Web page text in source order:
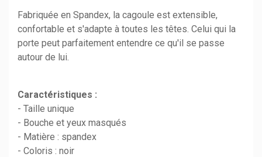
Fabriquée en Spandex, la cagoule est extensible,
confortable et s'adapte à toutes les têtes. Celui qui la
porte peut parfaitement entendre ce qu'il se passe
autour de lui.
Caractéristiques :
- Taille unique
- Bouche et yeux masqués
- Matière : spandex
- Coloris : noir